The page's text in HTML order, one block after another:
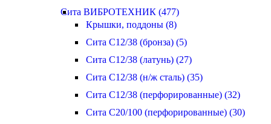
Сита ВИБРОТЕХНИК (477)
Крышки, поддоны (8)
Сита С12/38 (бронза) (5)
Сита С12/38 (латунь) (27)
Сита С12/38 (н/ж сталь) (35)
Сита С12/38 (перфорированные) (32)
Сита С20/100 (перфорированные) (30)